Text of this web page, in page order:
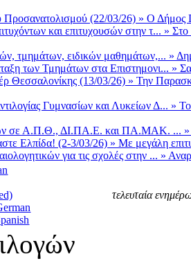
Προσανατολισμού (22/03/26) » Ο Δήμος
και επιτυχουσών στην τ... » Στο
τμημάτων, ειδικών μαθημάτων,... »
των Τμημάτων στα Επιστημονι... »
Θεσσαλονίκης (13/03/26) » Την
Γυμνασίων και Λυκείων Δ... »
σε Α.Π.Θ., ΔΙ.ΠΑ.Ε. και ΠΑ.ΜΑΚ. ...
Ελπίδα! (2-3/03/26) » Με μεγάλη
για τις σχολές στην ... »
τελευταία